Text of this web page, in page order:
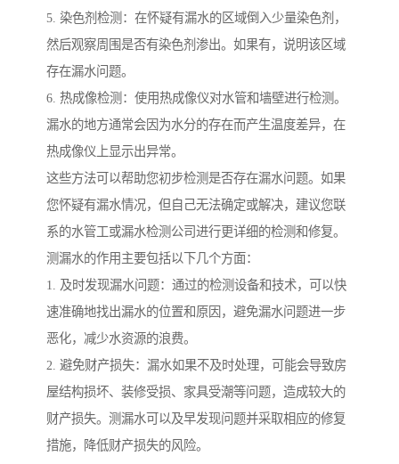
5. 染色剂检测：在怀疑有漏水的区域倒入少量染色剂，
然后观察周围是否有染色剂渗出。如果有，说明该区域
存在漏水问题。
6. 热成像检测：使用热成像仪对水管和墙壁进行检测。
漏水的地方通常会因为水分的存在而产生温度差异，在
热成像仪上显示出异常。
这些方法可以帮助您初步检测是否存在漏水问题。如果
您怀疑有漏水情况，但自己无法确定或解决，建议您联
系的水管工或漏水检测公司进行更详细的检测和修复。
测漏水的作用主要包括以下几个方面：
1. 及时发现漏水问题：通过的检测设备和技术，可以快
速准确地找出漏水的位置和原因，避免漏水问题进一步
恶化，减少水资源的浪费。
2. 避免财产损失：漏水如果不及时处理，可能会导致房
屋结构损坏、装修受损、家具受潮等问题，造成较大的
财产损失。测漏水可以及早发现问题并采取相应的修复
措施，降低财产损失的风险。